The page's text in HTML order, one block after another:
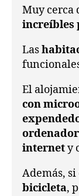
Muy cerca
increíbles
Las
El
con
internety
Además,
bicicleta,